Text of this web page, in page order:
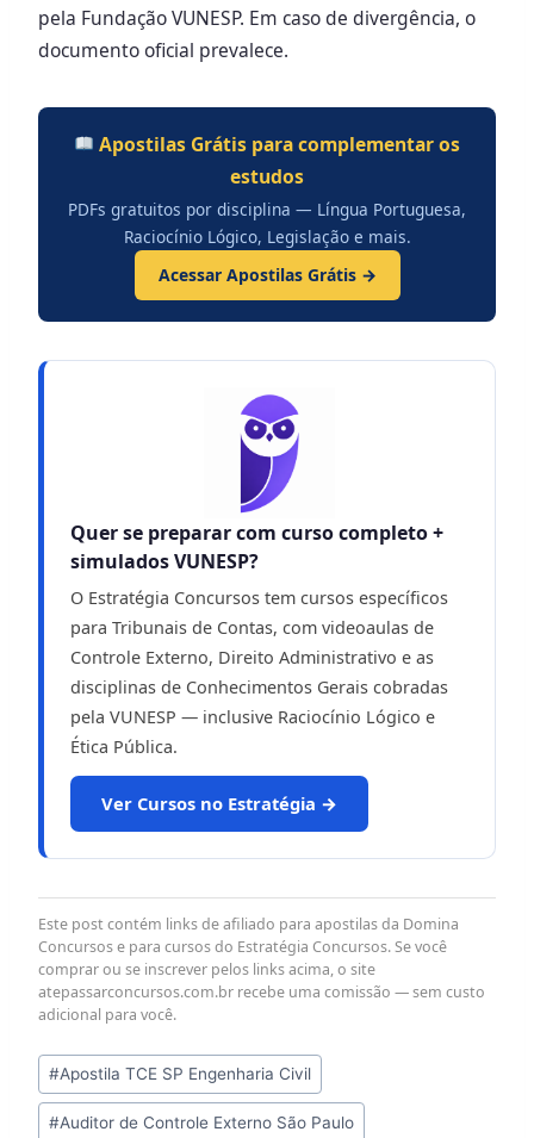
pela Fundação VUNESP. Em caso de divergência, o
documento oficial prevalece.
Apostilas Grátis para complementar os
estudos
PDFs gratuitos por disciplina — Língua Portuguesa,
Raciocínio Lógico, Legislação e mais.
Acessar Apostilas Grátis →
Quer se preparar com curso completo +
simulados VUNESP?
O Estratégia Concursos tem cursos específicos
para Tribunais de Contas, com videoaulas de
Controle Externo, Direito Administrativo e as
disciplinas de Conhecimentos Gerais cobradas
pela VUNESP — inclusive Raciocínio Lógico e
Ética Pública.
Ver Cursos no Estratégia →
Este post contém links de afiliado para apostilas da Domina
Concursos e para cursos do Estratégia Concursos. Se você
comprar ou se inscrever pelos links acima, o site
atepassarconcursos.com.br recebe uma comissão — sem custo
adicional para você.
Tags
do
Post:
#Apostila TCE SP Engenharia Civil
#Auditor de Controle Externo São Paulo